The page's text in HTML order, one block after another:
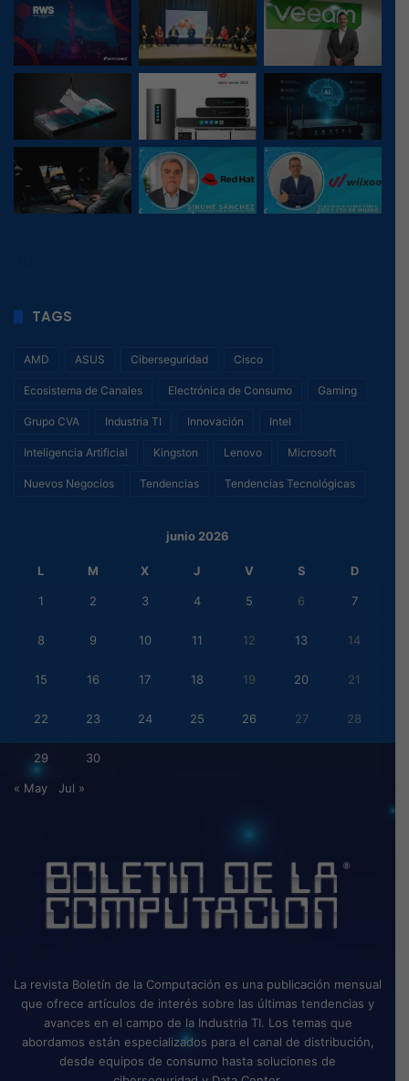
TAGS
AMD ASUS Ciberseguridad Cisco
Ecosistema de Canales Electrónica de Consumo Gaming
Grupo CVA Industria TI Innovación Intel
Inteligencia Artificial Kingston Lenovo Microsoft
Nuevos Negocios Tendencias Tendencias Tecnológicas
junio 2026
L M X J V S D
1 2 3 4 5 6 7
8 9 10 11 12 13 14
15 16 17 18 19 20 21
22 23 24 25 26 27 28
29 30
« May Jul »
La revista Boletín de la Computación es una publicación mensual
que ofrece artículos de interés sobre las últimas tendencias y
avances en el campo de la Industria TI. Los temas que
abordamos están especializados para el canal de distribución,
desde equipos de consumo hasta soluciones de